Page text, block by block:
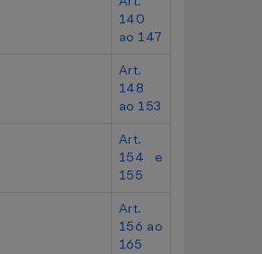
140
ao 147
Art.
148
ao 153
Art.
154 e
155
Art.
156 ao
165